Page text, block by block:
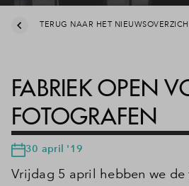
TERUG NAAR HET
FABRIEK OPEN
FOTOGRAFEN
30 april '19
Vrijdag 5 april hebben we de